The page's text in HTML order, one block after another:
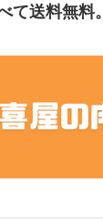
て送料無料。